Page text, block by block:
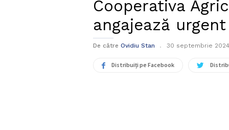
Cooperativa
angajează
De către Ovidiu Stan 30 septembrie 2024
Distribuiți pe Facebook